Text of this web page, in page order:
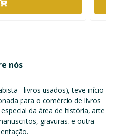
nós
- livros usados), teve início
para o comércio de livros
da área de história, arte
gravuras, e outra